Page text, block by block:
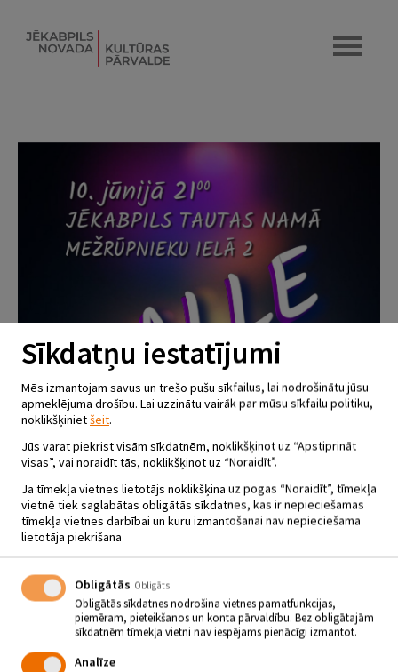
Sīkdatņu iestatījumi
Mēs izmantojam savus un trešo pušu sīkfailus, lai nodrošinātu jūsu
apmeklējuma drošību. Lai uzzinātu vairāk par mūsu sīkfailu politiku,
noklikšķinietšeit.
Jūs varat piekrist visām sīkdatnēm, noklikšķinot uz “Apstiprināt
visas”, vai noraidīt tās, noklikšķinot uz “Noraidīt”.
Ja tīmekļa vietnes lietotājs noklikšķina uz pogas “Noraidīt”, tīmekļa
vietnē tiek saglabātas obligātās sīkdatnes, kas ir nepieciešamas
tīmekļa vietnes darbībai un kuru izmantošanai nav nepieciešama
lietotāja piekrišana
Obligātās Obligāts
Obligātās sīkdatnes nodrošina vietnes pamatfunkcijas,
piemēram, pieteikšanos un konta pārvaldību. Bez obligātajām
sīkdatnēm tīmekļa vietni nav iespējams pienācīgi izmantot.
Analīze